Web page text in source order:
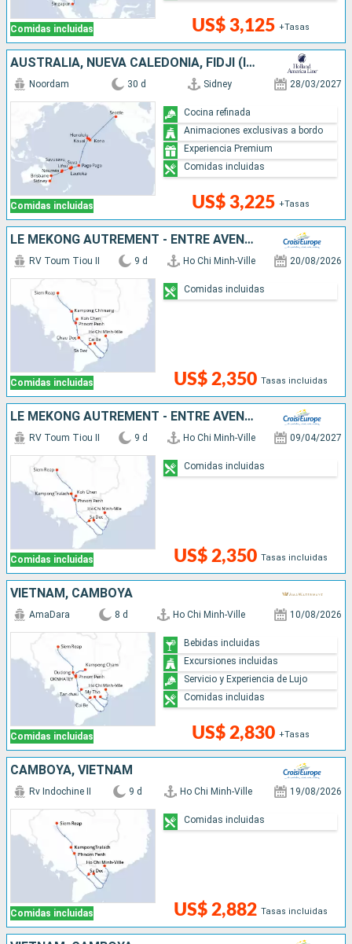
Comidas incluidas US$ 3,125 +Tasas
AUSTRALIA, NUEVA CALEDONIA, FIDJI (ISLAS), ESTADOS UNIDOS
Comidas incluidas
Noordam 30 d Sidney 28/03/2027
US$ 3,225 +Tasas
Cocina refinada
Animaciones exclusivas a bordo
Experiencia Premium
Comidas incluidas
LE MÉKONG AUTREMENT - ENTRE AVENTURE ET SITES INCONTOURNABLES
Comidas incluidas
RV Toum Tiou II 9 d Ho Chi Minh-Ville 20/08/2026
US$ 2,350 Tasas incluidas
Comidas incluidas
LE MÉKONG AUTREMENT - ENTRE AVENTURE ET SITES INCONTOURNABLES
Comidas incluidas
RV Toum Tiou II 9 d Ho Chi Minh-Ville 09/04/2027
US$ 2,350 Tasas incluidas
Comidas incluidas
VIETNAM, CAMBOYA
Comidas incluidas
AmaDara 8 d Ho Chi Minh-Ville 10/08/2026
US$ 2,830 +Tasas
Bebidas incluidas
Excursiones incluidas
Servicio y Experiencia de Lujo
Comidas incluidas
CAMBOYA, VIETNAM
Comidas incluidas
Rv Indochine II 9 d Ho Chi Minh-Ville 19/08/2026
US$ 2,882 Tasas incluidas
Comidas incluidas